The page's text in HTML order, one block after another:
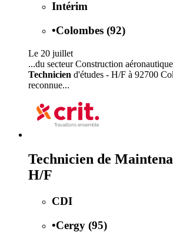
Intérim
•Colombes (92)
Le 20 juillet
...du secteur Construction
Technicien d'études - H/F à 92700
reconnue...
Technicien de
H/F
CDI
•Cergy (95)